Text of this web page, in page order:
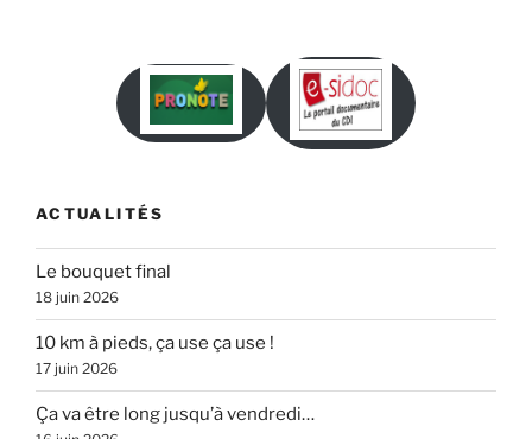
ACTUALITÉS
Le bouquet final
18 juin 2026
10 km à pieds, ça use ça use !
17 juin 2026
Ça va être long jusqu’à vendredi…